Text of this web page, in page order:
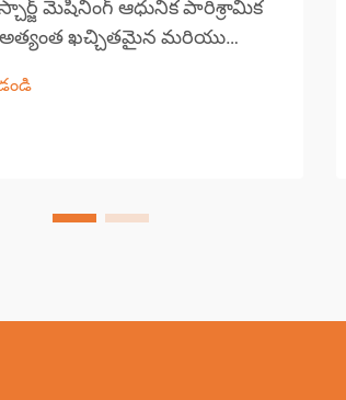
మెషినింగ్ ఆధునిక పారిశ్రామిక
అత్యంత ఖచ్చితమైన మరియు
ఈ అభివృద్ధి చెందిన మెషినింగ్ పద్ధతి